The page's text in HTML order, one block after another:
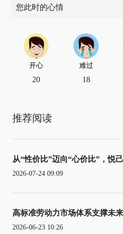
您此时的心情
开心
20
难过
18
推荐阅读
从“性价比”迈向“心价比”，悦
2026-07-24 09:09
高标准劳动力市场体系支撑未
2026-06-23 10:26